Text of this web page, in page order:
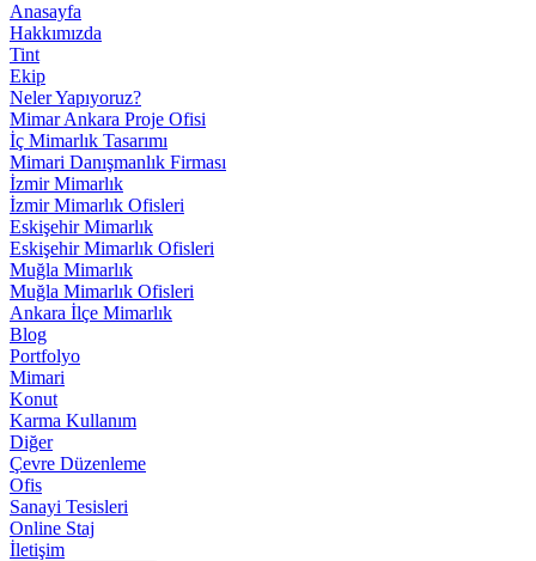
Anasayfa
Hakkımızda
Tint
Ekip
Neler Yapıyoruz?
Mimar Ankara Proje Ofisi
İç Mimarlık Tasarımı
Mimari Danışmanlık Firması
İzmir Mimarlık
İzmir Mimarlık Ofisleri
Eskişehir Mimarlık
Eskişehir Mimarlık Ofisleri
Muğla Mimarlık
Muğla Mimarlık Ofisleri
Ankara İlçe Mimarlık
Blog
Portfolyo
Mimari
Konut
Karma Kullanım
Diğer
Çevre Düzenleme
Ofis
Sanayi Tesisleri
Online Staj
İletişim